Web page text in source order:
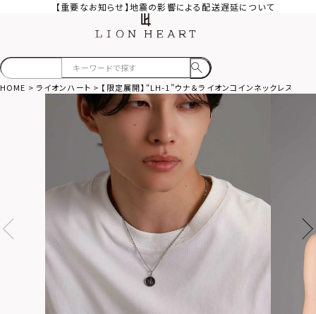
【重要なお知らせ】地震の影響による配送遅延について
HOME ライオンハート 【限定展開】“LH-1”ウナ＆ライオンコインネックレス/サ